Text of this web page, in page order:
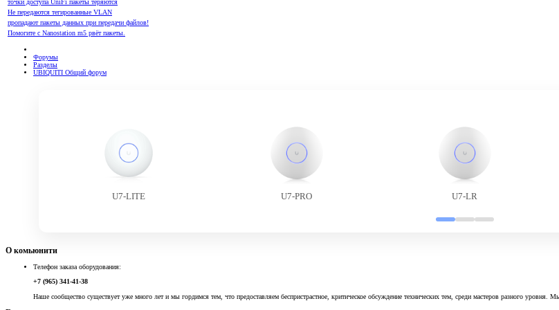
Не передаются тегированные VLAN
пропадают пакеты данных при передачи файлов!
Помогите с Nanostation m5 рвёт пакеты.
Форумы
Разделы
UBIQUITI Общий форум
U7-LITE U7-PRO U7-LR
О комьюнити
Телефон заказа оборудования:
+7 (965) 341-41-38
Наше сообщество существует уже много лет и мы гордимся тем, что предоставляем беспристрастное, критическое обсуждение технических тем, среди мастеров разного